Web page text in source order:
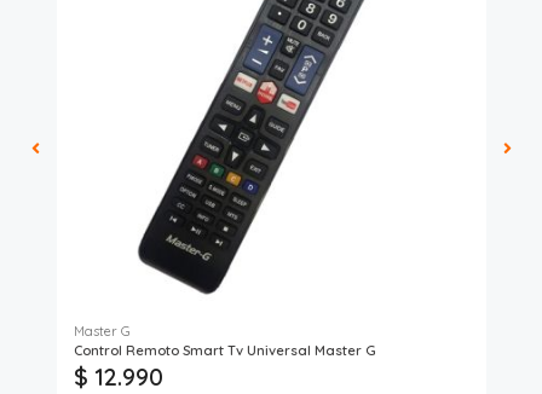
Master G
Control Remoto Smart Tv Universal Master G
$ 12.990